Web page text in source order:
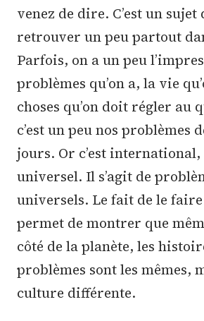
venez de dire. C’est un sujet
retrouver un peu partout
Parfois, on a un peu
problèmes qu’on a, la vie
choses qu’on doit régler au
c’est un peu nos problèmes
jours. Or c’est international,
universel. Il s’agit de
universels. Le fait de le faire
permet de montrer que
côté de la planète, les
problèmes sont les mêmes,
culture différente.